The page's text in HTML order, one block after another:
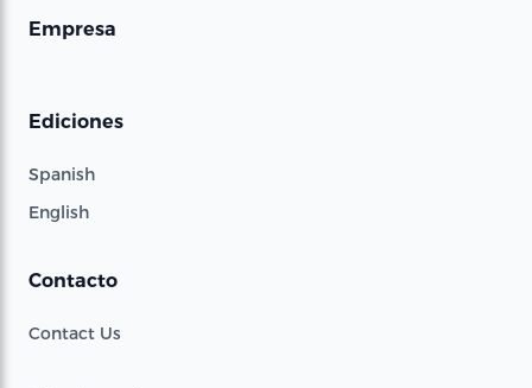
Empresa
Ediciones
Spanish
English
Contacto
Contact Us